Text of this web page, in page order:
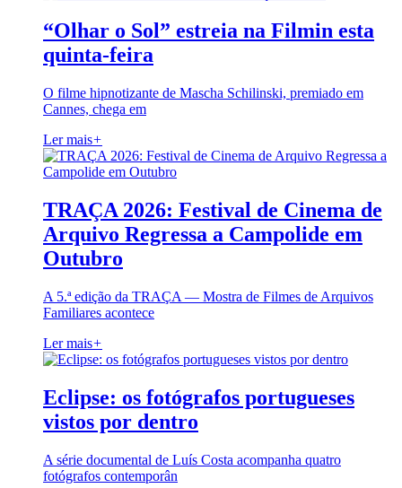
“Olhar o Sol” estreia na Filmin esta
quinta-feira
O filme hipnotizante de Mascha Schilinski, premiado em
Cannes, chega em
Ler mais+
TRAÇA 2026: Festival de Cinema de
Arquivo Regressa a Campolide em
Outubro
A 5.ª edição da TRAÇA — Mostra de Filmes de Arquivos
Familiares acontece
Ler mais+
Eclipse: os fotógrafos portugueses
vistos por dentro
A série documental de Luís Costa acompanha quatro
fotógrafos contemporân